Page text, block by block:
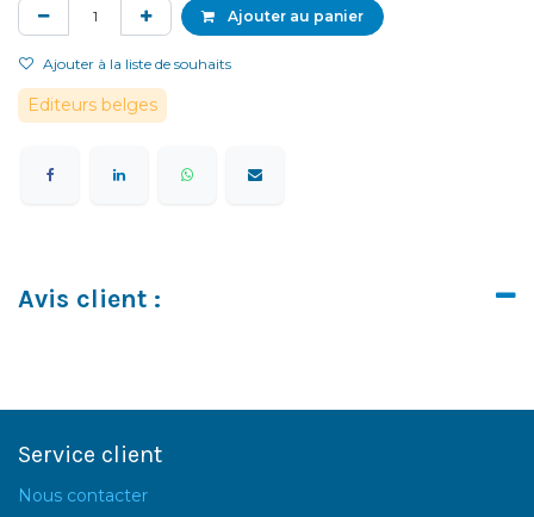
Ajouter au panier
Ajouter à la liste de souhaits
Editeurs belges
Avis client :
Service client
Nous contacter